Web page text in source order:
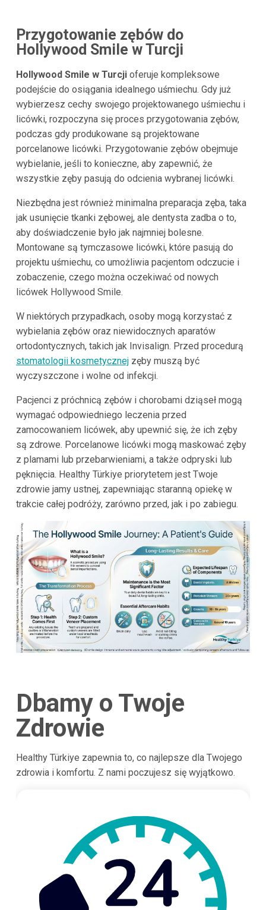
Przygotowanie zębów do
Hollywood Smile w Turcji
Hollywood Smile w Turcji oferuje kompleksowe
podejście do osiągania idealnego uśmiechu. Gdy już
wybierzesz cechy swojego projektowanego uśmiechu i
licówki, rozpoczyna się proces przygotowania zębów,
podczas gdy produkowane są projektowane
porcelanowe licówki. Przygotowanie zębów obejmuje
wybielanie, jeśli to konieczne, aby zapewnić, że
wszystkie zęby pasują do odcienia wybranej licówki.
Niezbędna jest również minimalna preparacja zęba, taka
jak usunięcie tkanki zębowej, ale dentysta zadba o to,
aby doświadczenie było jak najmniej bolesne.
Montowane są tymczasowe licówki, które pasują do
projektu uśmiechu, co umożliwia pacjentom odczucie i
zobaczenie, czego można oczekiwać od nowych
licówek Hollywood Smile.
W niektórych przypadkach, osoby mogą korzystać z
wybielania zębów oraz niewidocznych aparatów
ortodontycznych, takich jak Invisalign. Przed procedurą
stomatologii kosmetycznejzęby muszą być
wyczyszczone i wolne od infekcji.
Pacjenci z próchnicą zębów i chorobami dziąseł mogą
wymagać odpowiedniego leczenia przed
zamocowaniem licówek, aby upewnić się, że ich zęby
są zdrowe. Porcelanowe licówki mogą maskować zęby
z plamami lub przebarwieniami, a także odpryski lub
pęknięcia. Healthy Türkiye priorytetem jest Twoje
zdrowie jamy ustnej, zapewniając staranną opiekę w
trakcie całej podróży, zarówno przed, jak i po zabiegu.
Dbamy o Twoje
Zdrowie
Healthy Türkiye zapewnia to, co najlepsze dla Twojego
zdrowia i komfortu. Z nami poczujesz się wyjątkowo.